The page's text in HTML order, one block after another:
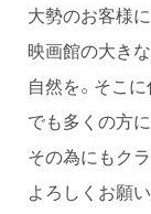
大勢のお客様
映画館の大き
自然を。そこ
でも多くの方
その為にもク
よろしくお願